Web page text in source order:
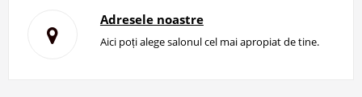
Adresele noastre
Aici poți alege salonul cel mai apropiat de tine.